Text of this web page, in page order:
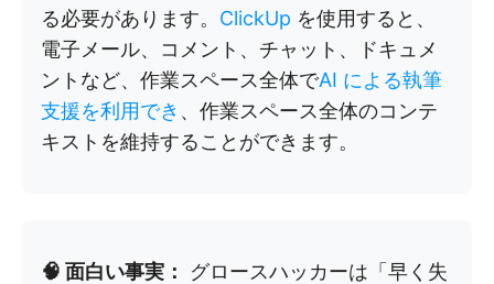
る必要があります。 ClickUp を使用すると、
電子メール、コメント、チャット、ドキュメ
ントなど、作業スペース全体でAI による執筆
支援を利用でき 、作業スペース全体のコンテ
キストを維持することができます。
🧠 面白い事実：
グロースハッカーは「早く失